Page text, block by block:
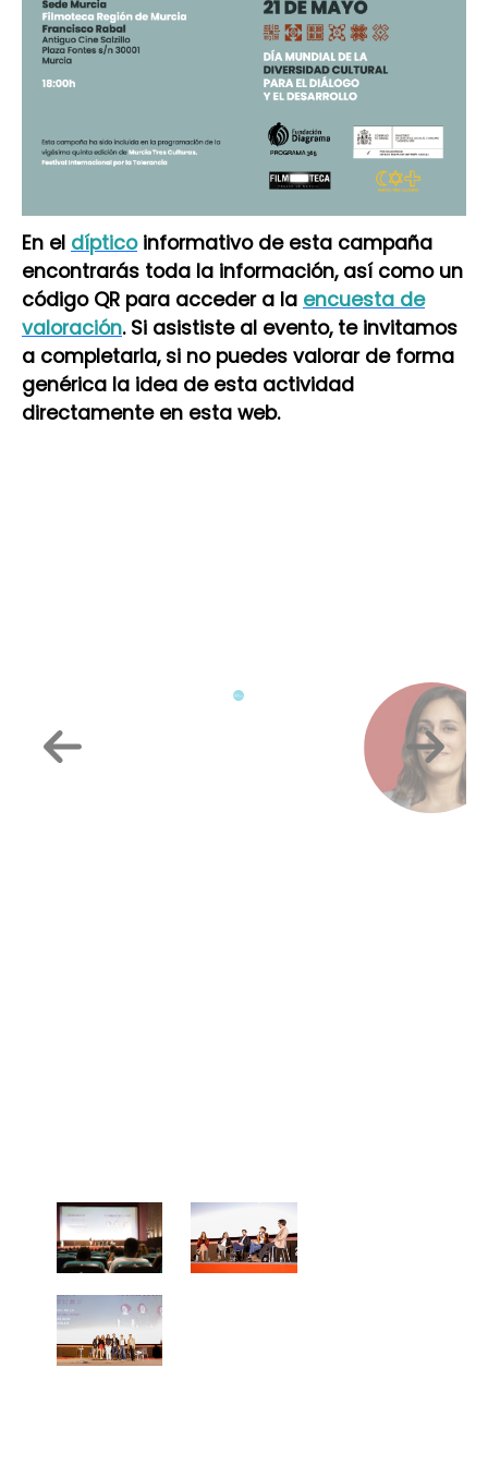
En el dípticoinformativo de esta campaña
encontrarás toda la información, así como un
código QR para acceder a la encuesta de
valoración. Si asististe al evento, te invitamos
a completarla, si no puedes valorar de forma
genérica la idea de esta actividad
directamente en esta web.